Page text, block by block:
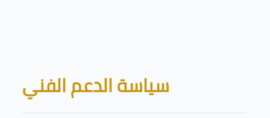
Blocks
سياسة الدعم الفني